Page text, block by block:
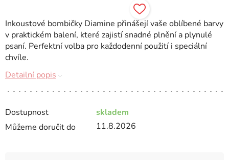
Dostupnost
skladem
Můžeme doručit do
11.8.2026
Inkoustové bombičky Diamine přinášejí vaše oblíbené barvy
v praktickém balení, které zajistí snadné plnění a plynulé
psaní. Perfektní volba pro každodenní použití i speciální
chvíle.
Detailní popis